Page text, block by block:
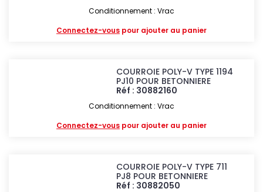
Conditionnement : Vrac
Connectez-vous pour ajouter au panier
COURROIE POLY-V TYPE 1194
PJ10 POUR BETONNIERE
Réf : 30882160
Conditionnement : Vrac
Connectez-vous pour ajouter au panier
COURROIE POLY-V TYPE 711
PJ8 POUR BETONNIERE
Réf : 30882050